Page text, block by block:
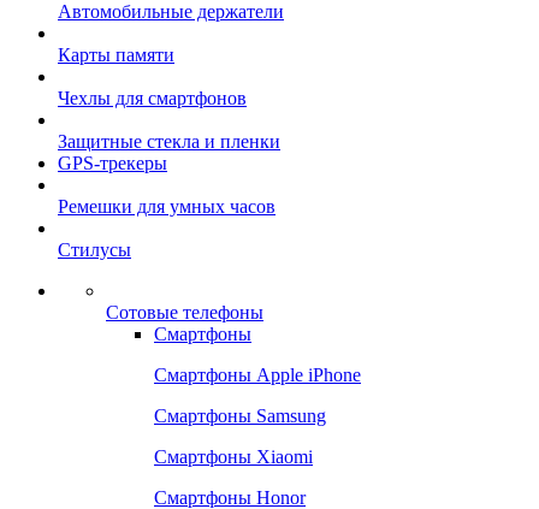
Автомобильные держатели
Карты памяти
Чехлы для смартфонов
Защитные стекла и пленки
GPS-трекеры
Ремешки для умных часов
Стилусы
Сотовые телефоны
Смартфоны
Смартфоны Apple iPhone
Смартфоны Samsung
Смартфоны Xiaomi
Смартфоны Honor